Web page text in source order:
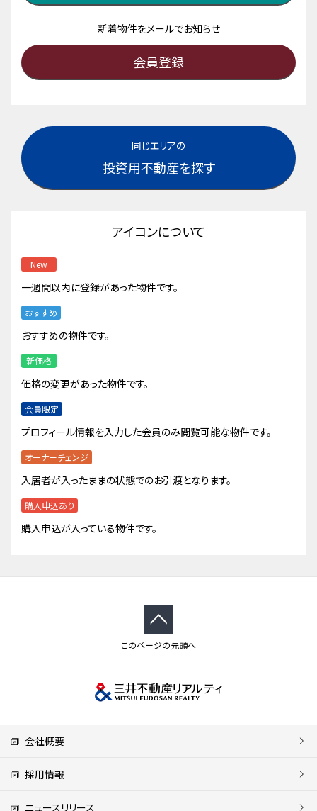
新着物件をメールでお知らせ
会員登録
同じエリアの
投資用不動産を探す
アイコンについて
New
一週間以内に登録があった物件です。
おすすめ
おすすめの物件です。
新価格
価格の変更があった物件です。
会員限定
プロフィール情報を入力した会員のみ閲覧可能な物件です。
オーナーチェンジ
入居者が入ったままの状態でのお引渡となります。
購入申込あり
購入申込が入っている物件です。
このページの先頭へ
会社概要
採用情報
ニュースリリース